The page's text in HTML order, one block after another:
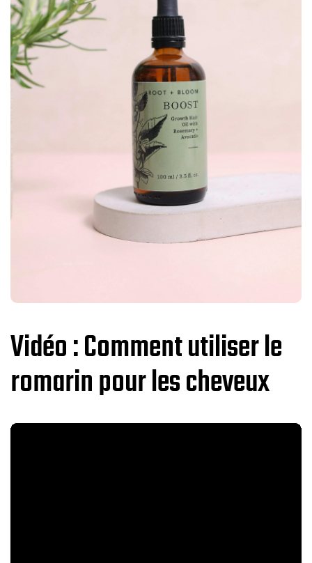
Vidéo : Comment utiliser le
romarin pour les cheveux